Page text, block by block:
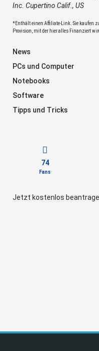
Inc. Cupertino Calif., US
*Enthält einen Affiliate-Link. Sie kaufen
Provision, mit der hier alles Finanziert
News
PCs und Computer
Notebooks
Software
Tipps und Tricks
74
Fans
Jetzt kostenlos